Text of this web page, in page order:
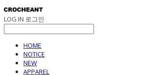
LOG IN 로그인
HOME
NOTICE
NEW
APPAREL